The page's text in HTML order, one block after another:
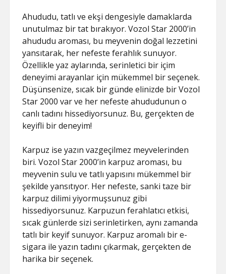
Ahududu, tatlı ve ekşi dengesiyle damaklarda
unutulmaz bir tat bırakıyor. Vozol Star 2000’in
ahududu aroması, bu meyvenin doğal lezzetini
yansıtarak, her nefeste ferahlık sunuyor.
Özellikle yaz aylarında, serinletici bir içim
deneyimi arayanlar için mükemmel bir seçenek.
Düşünsenize, sıcak bir günde elinizde bir Vozol
Star 2000 var ve her nefeste ahududunun o
canlı tadını hissediyorsunuz. Bu, gerçekten de
keyifli bir deneyim!
Karpuz ise yazın vazgeçilmez meyvelerinden
biri. Vozol Star 2000’in karpuz aroması, bu
meyvenin sulu ve tatlı yapısını mükemmel bir
şekilde yansıtıyor. Her nefeste, sanki taze bir
karpuz dilimi yiyormuşsunuz gibi
hissediyorsunuz. Karpuzun ferahlatıcı etkisi,
sıcak günlerde sizi serinletirken, aynı zamanda
tatlı bir keyif sunuyor. Karpuz aromalı bir e-
sigara ile yazın tadını çıkarmak, gerçekten de
harika bir seçenek.